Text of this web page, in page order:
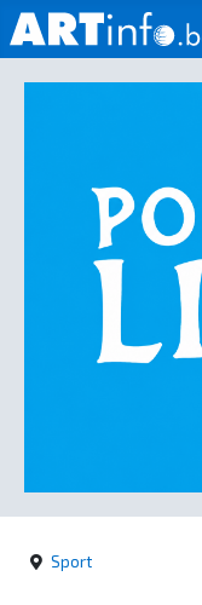
Sport
Kultura
Crna
Sport